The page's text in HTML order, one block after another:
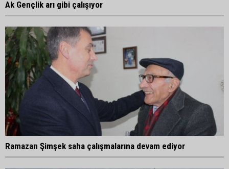
Ak Gençlik arı gibi çalışıyor
Ramazan Şimşek saha çalışmalarına devam ediyor